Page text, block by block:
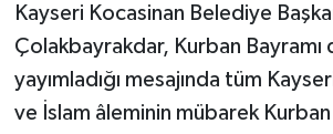
Kayseri Kocasinan Belediye
Çolakbayrakdar, Kurban Bayramı
yayımladığı mesajında tüm
ve İslam âleminin mübarek Kurban